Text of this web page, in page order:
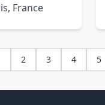
France
2 3 4 5